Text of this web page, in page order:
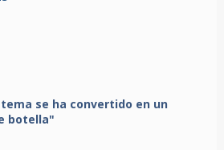
se ha convertido en un
botella"